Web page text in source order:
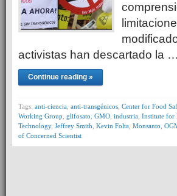
activistas han descartado la …
Continue reading »
Tags: anti-ciencia anti-transgénicos Center for Food
Working Group glifosato GMO industria Institute for
Technology, Jeffrey Smith Kevin Folta Monsanto
of Concerned Scientist